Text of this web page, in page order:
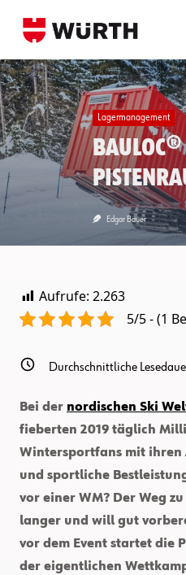
Lagermanagement
Edgar Bauer
Aufrufe: 2.263
5/5 - (1
Durchschnittliche
Bei der nordischen Ski
fieberten 2019 täglich
Wintersportfans mit ihren
und sportliche
vor einer WM? Der Weg
langer und will gut
vor dem Event startet die
der eigentlichen